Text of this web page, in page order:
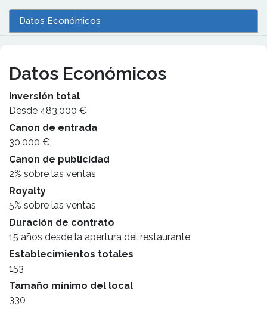
Datos Económicos
Datos Económicos
Inversión total
Desde 483.000 €
Canon de entrada
30.000 €
Canon de publicidad
2% sobre las ventas
Royalty
5% sobre las ventas
Duración de contrato
15 años desde la apertura del restaurante
Establecimientos totales
153
Tamaño mínimo del local
330